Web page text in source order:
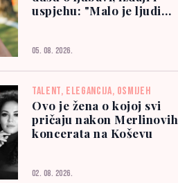
uspjehu: "Malo je ljudi
05. 08. 2026.
TALENT, ELEGANCIJA, OSMIJEH
Ovo je žena o kojoj svi
pričaju nakon Merlinovih
koncerata na Koševu
02. 08. 2026.